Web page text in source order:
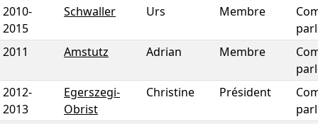
2010-
2015
Schwaller Urs Membre
2011
Amstutz Adrian Membre
2012-
2013
Egerszegi-
Obrist
Christine Président